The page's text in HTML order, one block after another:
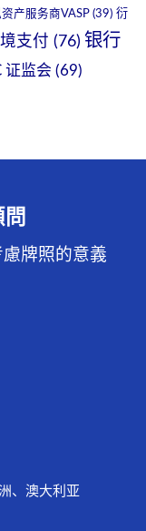
资产服务商VASP (39) 衍
支付 (76) 银行
证监会 (69)
牌照的意義
、澳大利亚